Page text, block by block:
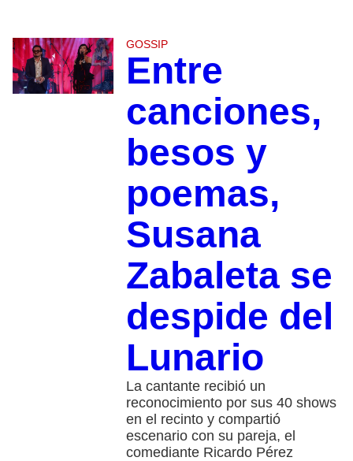
GOSSIP
Entre
canciones,
besos y
poemas,
Susana
Zabaleta se
despide del
Lunario
La cantante recibió un
reconocimiento por sus 40 shows
en el recinto y compartió
escenario con su pareja, el
comediante Ricardo Pérez